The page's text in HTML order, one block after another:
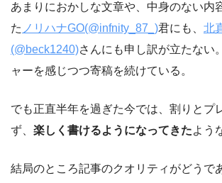
あまりにおかしな文章や、中身のない内
た ノリハナGO(@infnity_87_)君にも、 北
(@beck1240)さんにも申し訳が立たない
ャーを感じつつ寄稿を続けている。
でも正直半年を過ぎた今では、割りとプ
ず、 楽しく書けるようになってきたよう
結局のところ記事のクオリティがどうで